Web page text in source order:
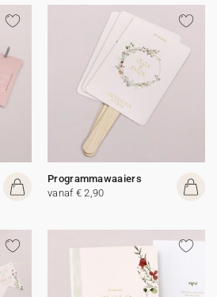
Programmawaaiers
vanaf € 2,90